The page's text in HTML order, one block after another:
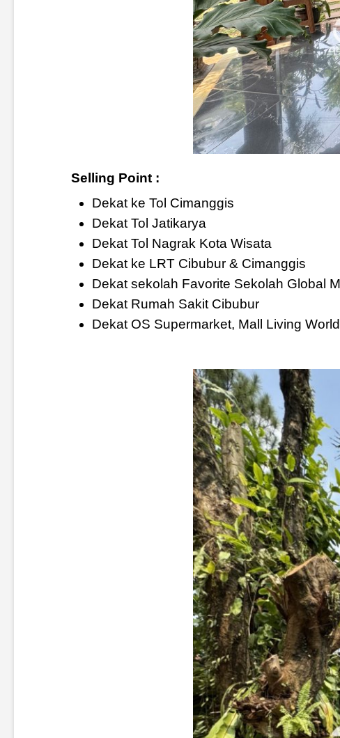
Selling Point :
Dekat ke Tol Cimanggis
Dekat Tol Jatikarya
Dekat Tol Nagrak Kota Wisata
Dekat ke LRT Cibubur & Cimanggis
Dekat sekolah Favorite Sekolah Global
Dekat Rumah Sakit Cibubur
Dekat OS Supermarket, Mall Living